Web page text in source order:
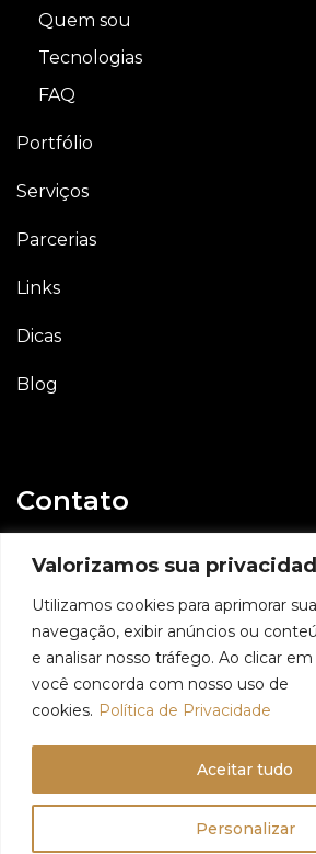
Valorizamos sua
Utilizamos cookies para aprimorar
navegação, exibir anúncios ou
e analisar nosso tráfego. Ao clicar em
você concorda com nosso uso de
cookies. Política de Privacidade
Personalizar
Aceitar tudo
Quem sou
Tecnologias
FAQ
Portfólio
Serviços
Parcerias
Links
Dicas
Blog
Contato
E-mail
Whatsapp
11 98991 6509
© 2024 - Geovani Assis - Todos os